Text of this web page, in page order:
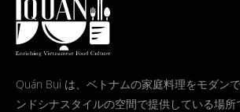
Quán Bụi は、ベトナムの家庭料理をモダン
ンドシナスタイルの空間で提供している場所